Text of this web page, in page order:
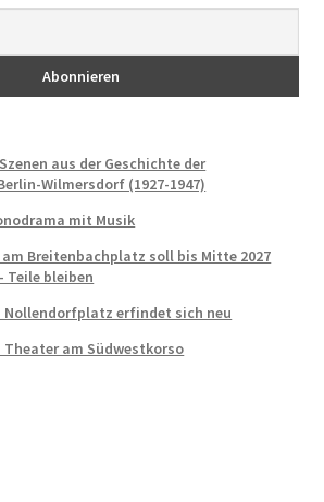
aus der Geschichte der
Wilmersdorf (1927-1947)
mit Musik
Breitenbachplatz soll bis Mitte 2027
Teile bleiben
Nollendorfplatz erfindet sich neu
am Südwestkorso